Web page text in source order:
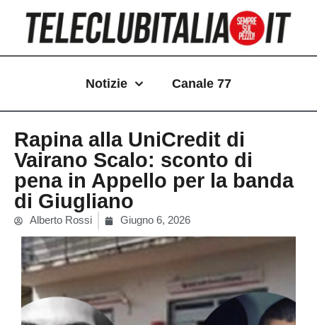
contenuto
Notizie Canale 77
Rapina alla UniCredit di
Vairano Scalo: sconto di
pena in Appello per la banda
di Giugliano
Alberto Rossi Giugno 6, 2026